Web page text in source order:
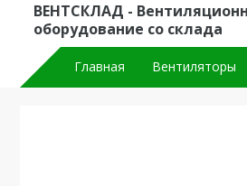
ВЕНТСКЛАД -
оборудование со склада
Главная Вентиляторы